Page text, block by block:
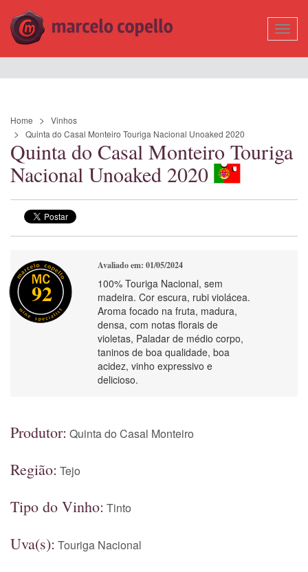
Home
Vinhos
Quinta do Casal Monteiro Touriga Nacional Unoaked 2020
Quinta do Casal Monteiro Touriga
Nacional Unoaked 2020
92
Avaliado em: 01/05/2024
100% Touriga Nacional, sem
madeira. Cor escura, rubi violácea.
Aroma focado na fruta, madura,
densa, com notas florais de
violetas, Paladar de médio corpo,
taninos de boa qualidade, boa
acidez, vinho expressivo e
delicioso.
Produtor: Quinta do Casal Monteiro
Região: Tejo
Tipo do Vinho: Tinto
Uva(s): Touriga Nacional